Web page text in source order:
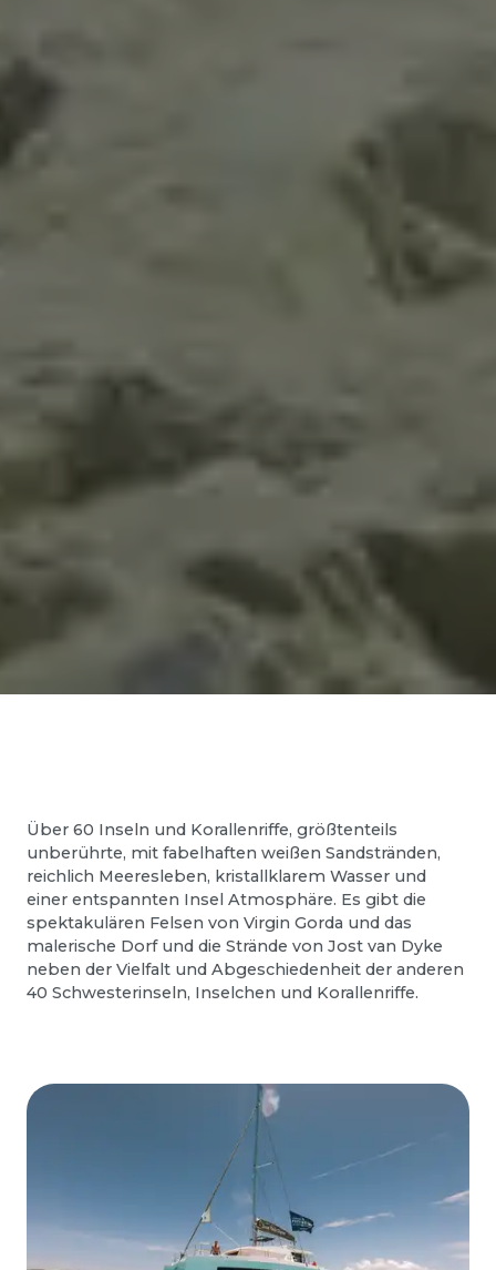
Über 60 Inseln und Korallenriffe, größtenteils
unberührte, mit fabelhaften weißen Sandstränden,
reichlich Meeresleben, kristallklarem Wasser und
einer entspannten Insel Atmosphäre. Es gibt die
spektakulären Felsen von Virgin Gorda und das
malerische Dorf und die Strände von Jost van Dyke
neben der Vielfalt und Abgeschiedenheit der anderen
40 Schwesterinseln, Inselchen und Korallenriffe.